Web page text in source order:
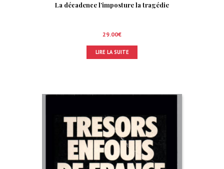
La décadence l’imposture la tragédie
29.00€
LIRE LA SUITE